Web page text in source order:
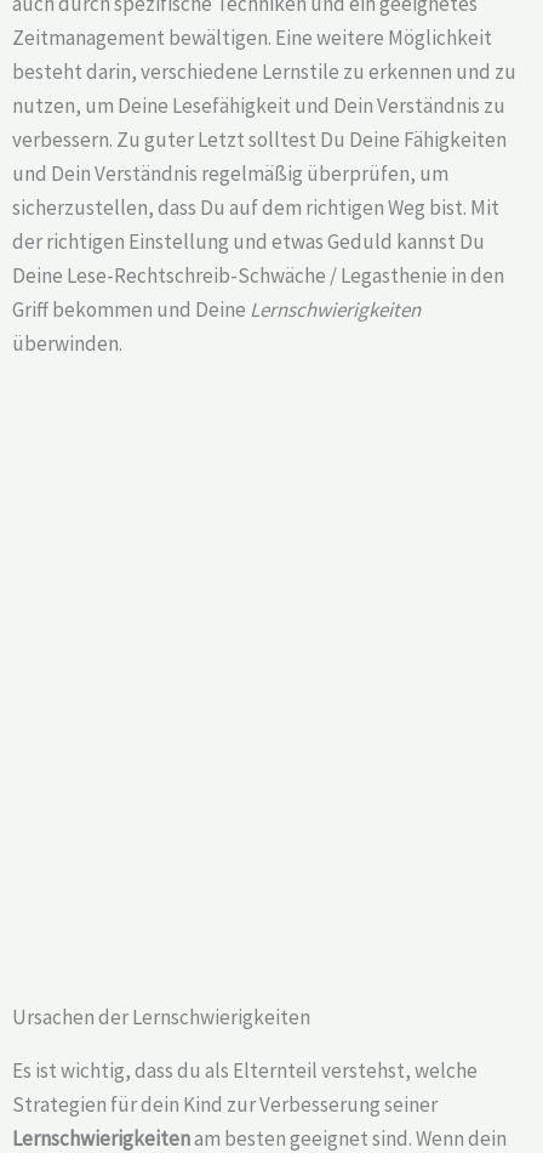
Zeitmanagement bewältigen. Eine weitere Möglichkeit
besteht darin, verschiedene Lernstile zu erkennen und zu
nutzen, um Deine Lesefähigkeit und Dein Verständnis zu
verbessern. Zu guter Letzt solltest Du Deine Fähigkeiten
und Dein Verständnis regelmäßig überprüfen, um
sicherzustellen, dass Du auf dem richtigen Weg bist. Mit
der richtigen Einstellung und etwas Geduld kannst Du
Deine Lese-Rechtschreib-Schwäche / Legasthenie in den
Griff bekommen und Deine Lernschwierigkeiten
überwinden.
Ursachen der Lernschwierigkeiten
Es ist wichtig, dass du als Elternteil verstehst, welche
Strategien für dein Kind zur Verbesserung seiner
Lernschwierigkeitenam besten geeignet sind. Wenn dein